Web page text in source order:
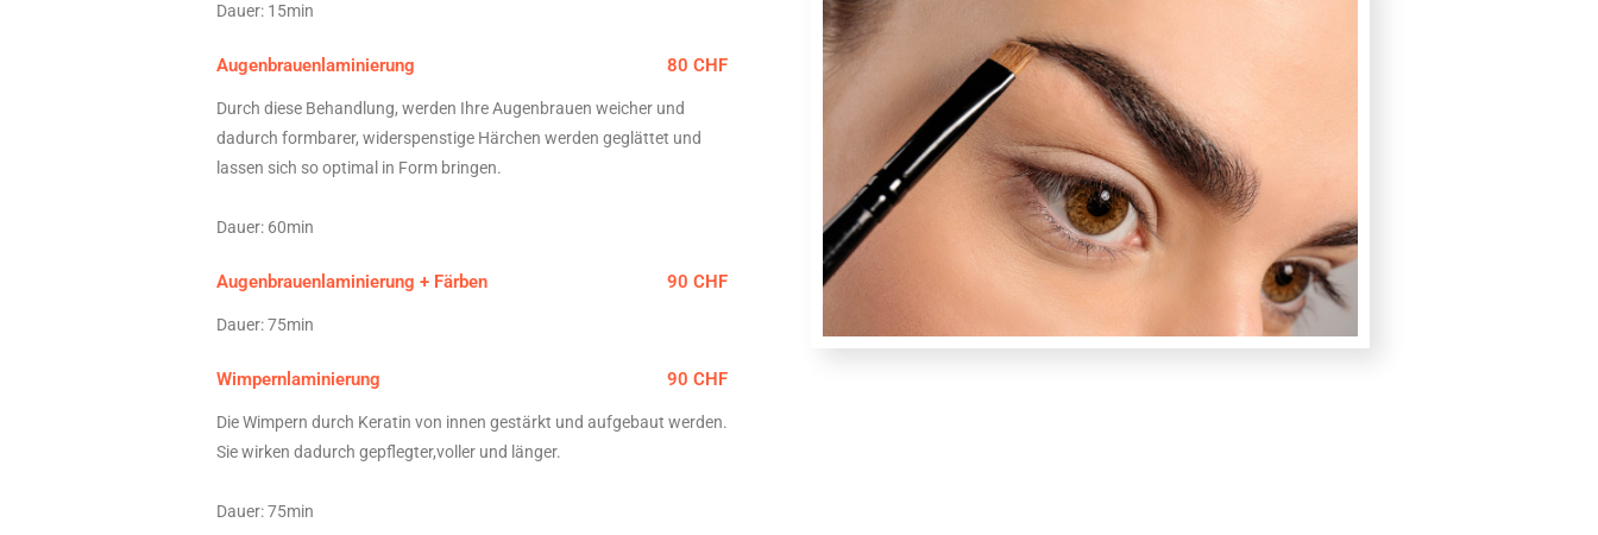
Dauer: 15min
Augenbrauenlaminierung 80 CHF
Durch diese Behandlung, werden Ihre Augenbrauen weicher und
dadurch formbarer, widerspenstige Härchen werden geglättet und
lassen sich so optimal in Form bringen.
Dauer: 60min
Augenbrauenlaminierung + Färben 90 CHF
Dauer: 75min
Wimpernlaminierung 90 CHF
Die Wimpern durch Keratin von innen gestärkt und aufgebaut werden.
Sie wirken dadurch gepflegter,voller und länger.
Dauer: 75min